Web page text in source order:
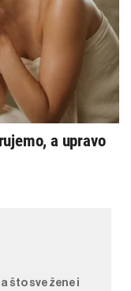
a upravo
što sve žene i